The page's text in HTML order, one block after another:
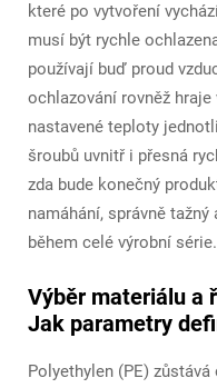
které po vytvoření
musí být rychle
používají buď proud
ochlazování rovněž
nastavené teploty
šroubů uvnitř i přesná
zda bude konečný
namáhání, správně
během celé výrobní série.
Výběr materiálu a
Jak parametry
Polyethylen (PE)